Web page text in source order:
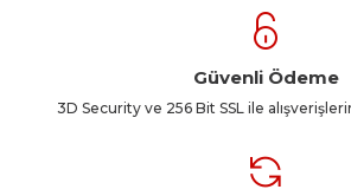
Güvenli Ödeme
3D Security ve 256 Bit SSL ile